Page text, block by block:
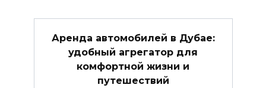
Аренда автомобилей в Дубае:
удобный агрегатор для
комфортной жизни и
путешествий